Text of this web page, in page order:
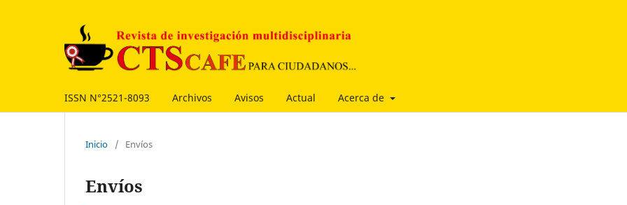
ISSN N°2521-8093 Archivos Avisos Actual Acerca de
Inicio / Envíos
Envíos